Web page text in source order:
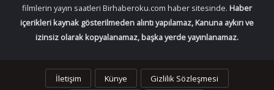
filmlerin yayın saatleri Birhaberoku.com haber sitesinde. Haber
içerikleri kaynak gösterilmeden alıntı yapılamaz, Kanuna aykırı ve
izinsiz olarak kopyalanamaz, başka yerde yayınlanamaz.
İletişim Künye Gizlilik Sözleşmesi